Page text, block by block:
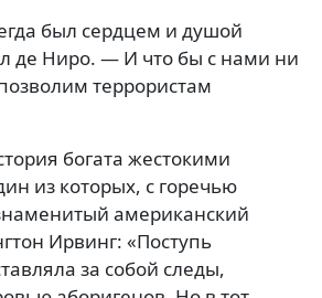
был сердцем и душой
де Ниро. — И что бы с нами ни
террористам
богата жестокими
из которых, с горечью
американский
Ирвинг: «Поступь
за собой следы,